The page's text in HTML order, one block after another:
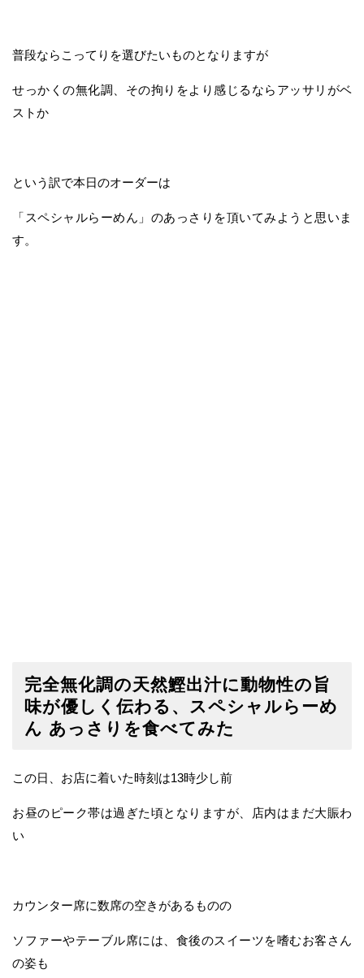
普段ならこってりを選びたいものとなりますが
せっかくの無化調、その拘りをより感じるならアッサリがベ
ストか
という訳で本日のオーダーは
「スペシャルらーめん」のあっさりを頂いてみようと思いま
す。
完全無化調の天然鰹出汁に動物性の旨
味が優しく伝わる、スペシャルらーめ
ん あっさりを食べてみた
この日、お店に着いた時刻は13時少し前
お昼のピーク帯は過ぎた頃となりますが、店内はまだ大賑わ
い
カウンター席に数席の空きがあるものの
ソファーやテーブル席には、食後のスイーツを嗜むお客さん
の姿も